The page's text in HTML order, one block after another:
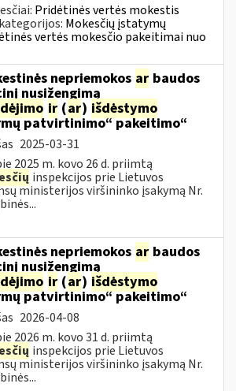
Pridėtinės vertės mokestis
Mokesčių įstatymų
vertės mokesčio pakeitimai nuo
nepriemokos ar baudos
nusižengimą
ir (ar) išdėstymo
patvirtinimo“ pakeitimo“
2025-03-31
2025 m. kovo 26 d. priimtą
inspekcijos prie Lietuvos
ministerijos viršininko įsakymą Nr.
nepriemokos ar baudos
nusižengimą
ir (ar) išdėstymo
patvirtinimo“ pakeitimo“
2026-04-08
2026 m. kovo 31 d. priimtą
inspekcijos prie Lietuvos
ministerijos viršininko įsakymą Nr.